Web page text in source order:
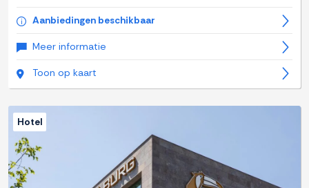
Aanbiedingen beschikbaar
Meer informatie
Toon op kaart
Hotel